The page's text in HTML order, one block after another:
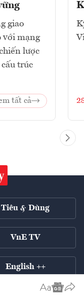
giao
với mạng
lược
trúc
tất cả
Tiêu & Dùng
VnE TV
English ++